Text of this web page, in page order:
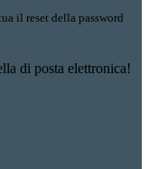
il reset della password
di posta elettronica!